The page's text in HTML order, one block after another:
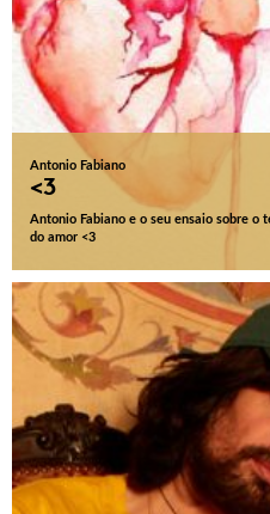
Antonio Fabiano
<3
Antonio Fabiano e o seu ensaio sobre o
do amor <3